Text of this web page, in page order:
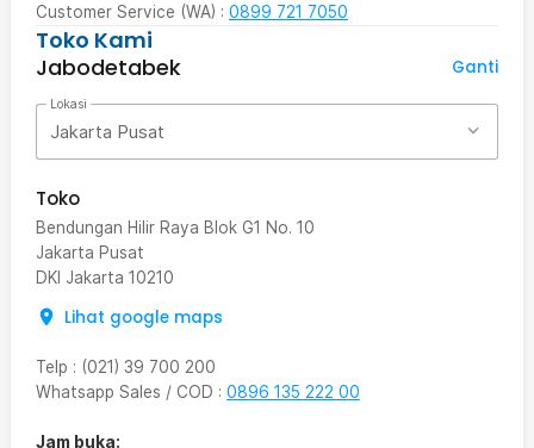
Customer Service (WA) : 0899 721 7050
Toko Kami
Jabodetabek
Ganti
Lokasi
Jakarta Pusat
Toko
Bendungan Hilir Raya Blok G1 No. 10
Jakarta Pusat
DKI Jakarta 10210
Lihat google maps
Telp : (021) 39 700 200
Whatsapp Sales / COD : 0896 135 222 00
Jam buka: